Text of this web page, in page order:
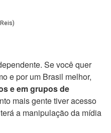
Se você quer
e por um Brasil melhor,
e em grupos de
mais gente tiver acesso
a manipulação da mídia